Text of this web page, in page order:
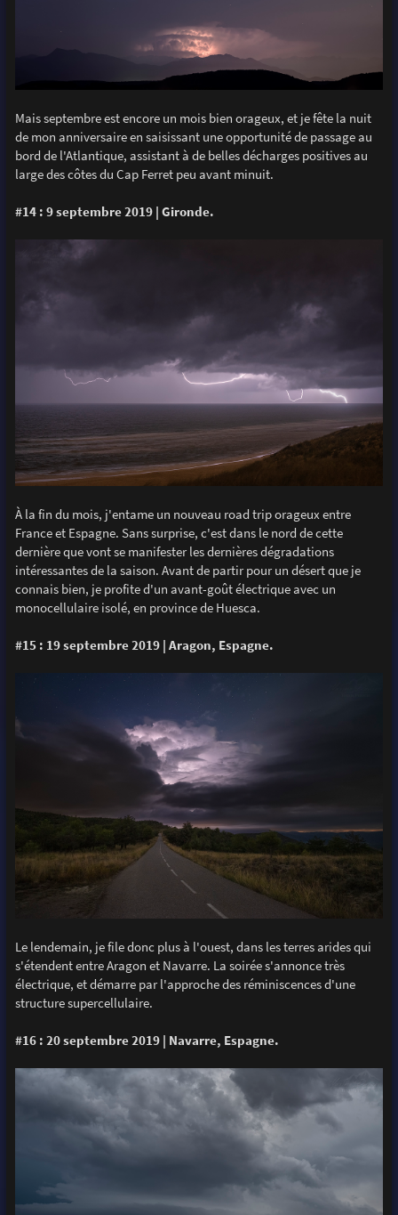
Mais septembre est encore un mois bien orageux, et je fête la nuit
de mon anniversaire en saisissant une opportunité de passage au
bord de l'Atlantique, assistant à de belles décharges positives au
large des côtes du Cap Ferret peu avant minuit.
#14 : 9 septembre 2019 | Gironde.
À la fin du mois, j'entame un nouveau road trip orageux entre
France et Espagne. Sans surprise, c'est dans le nord de cette
dernière que vont se manifester les dernières dégradations
intéressantes de la saison. Avant de partir pour un désert que je
connais bien, je profite d'un avant-goût électrique avec un
monocellulaire isolé, en province de Huesca.
#15 : 19 septembre 2019 | Aragon, Espagne.
Le lendemain, je file donc plus à l'ouest, dans les terres arides qui
s'étendent entre Aragon et Navarre. La soirée s'annonce très
électrique, et démarre par l'approche des réminiscences d'une
structure supercellulaire.
#16 : 20 septembre 2019 | Navarre, Espagne.